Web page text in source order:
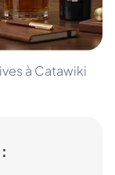
à Catawiki